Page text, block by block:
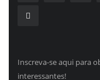
Inscreva-se aqui para
interessantes!